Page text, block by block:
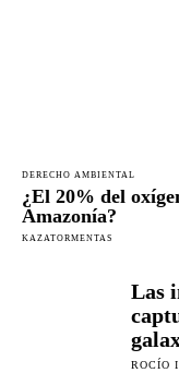
DERECHO AMBIENTAL
¿El 20% del
Amazonía?
KAZATORMENTAS
Las
ROCÍO